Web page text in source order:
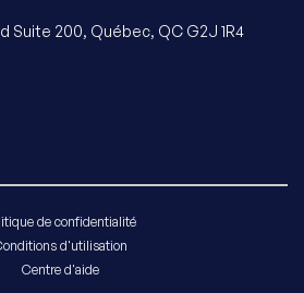
Suite 200, Québec, QC G2J 1R4
de confidentialité
d'utilisation
Centre d'aide